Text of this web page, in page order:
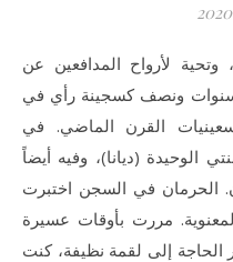
لأرواح المدافعين عن
ونصف كسجينة رأي في
القرن الماضي. في
الوحيدة (ديانا)، وفيه أيضاً
الحرمان في السجن اختبرت
مررت بأوقات عسيرة
إلى لقمة نظيفة، كنت